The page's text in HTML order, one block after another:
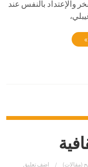
والإعتداد بالنفس عند
(مقالات) اضف تعليق